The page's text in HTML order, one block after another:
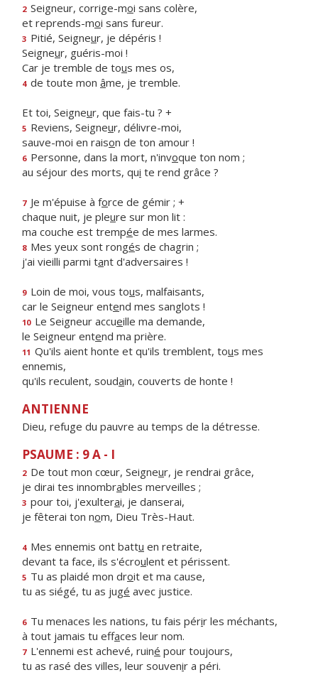
2 Seigneur, corrige-moi sans colère,
et reprends-moi sans fureur.
3 Pitié, Seigneur, je dépéris !
Seigneur, guéris-moi !
Car je tremble de tous mes os,
4 de toute mon âme, je tremble.
Et toi, Seigneur, que fais-tu ? +
5 Reviens, Seigneur, délivre-moi,
sauve-moi en raison de ton amour !
6 Personne, dans la mort, n'invoque ton nom ;
au séjour des morts, qui te rend grâce ?
7 Je m'épuise à force de gémir ; +
chaque nuit, je pleure sur mon lit :
ma couche est trempée de mes larmes.
8 Mes yeux sont rongés de chagrin ;
j'ai vieilli parmi tant d'adversaires !
9 Loin de moi, vous tous, malfaisants,
car le Seigneur entend mes sanglots !
10 Le Seigneur accueille ma demande,
le Seigneur entend ma prière.
11 Qu'ils aient honte et qu'ils tremblent, tous mes
ennemis,
qu'ils reculent, soudain, couverts de honte !
ANTIENNE
Dieu, refuge du pauvre au temps de la détresse.
PSAUME : 9 A - I
2 De tout mon cœur, Seigneur, je rendrai grâce,
je dirai tes innombrables merveilles ;
3 pour toi, j'exulterai, je danserai,
je fêterai ton nom, Dieu Très-Haut.
4 Mes ennemis ont battu en retraite,
devant ta face, ils s'écroulent et périssent.
5 Tu as plaidé mon droit et ma cause,
tu as siégé, tu as jugé avec justice.
6 Tu menaces les nations, tu fais périr les méchants,
à tout jamais tu effaces leur nom.
7 L'ennemi est achevé, ruiné pour toujours,
tu as rasé des villes, leur souvenir a péri.